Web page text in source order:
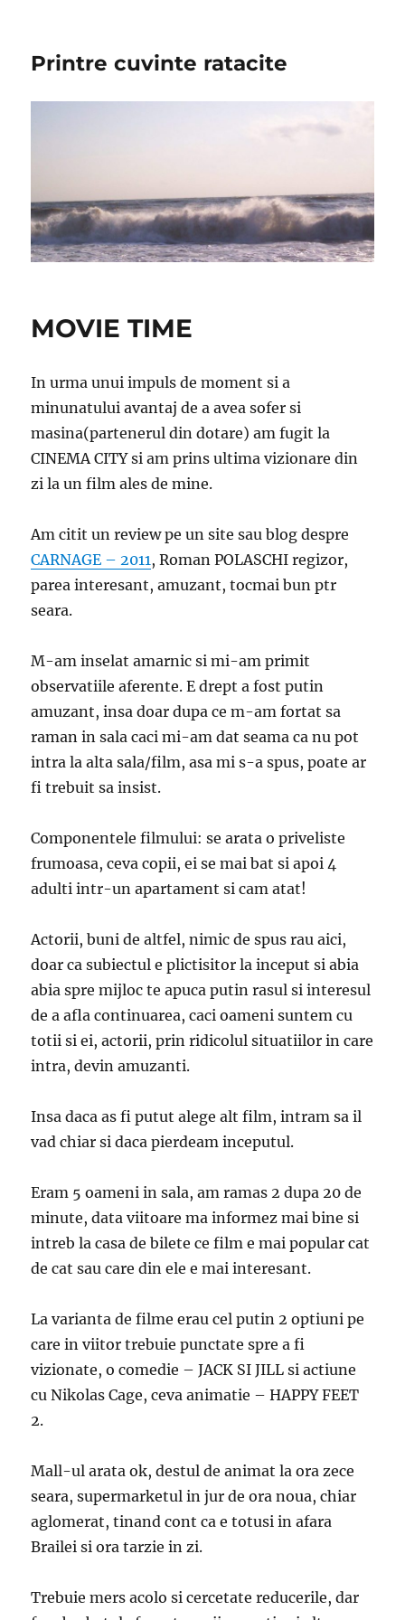
Printre cuvinte ratacite
MOVIE TIME
In urma unui impuls de moment si a
minunatului avantaj de a avea sofer si
masina(partenerul din dotare) am fugit la
CINEMA CITY si am prins ultima vizionare din
zi la un film ales de mine.
Am citit un review pe un site sau blog despre
CARNAGE – 2011 , Roman POLASCHI regizor,
parea interesant, amuzant, tocmai bun ptr
seara.
M-am inselat amarnic si mi-am primit
observatiile aferente. E drept a fost putin
amuzant, insa doar dupa ce m-am fortat sa
raman in sala caci mi-am dat seama ca nu pot
intra la alta sala/film, asa mi s-a spus, poate ar
fi trebuit sa insist.
Componentele filmului: se arata o priveliste
frumoasa, ceva copii, ei se mai bat si apoi 4
adulti intr-un apartament si cam atat!
Actorii, buni de altfel, nimic de spus rau aici,
doar ca subiectul e plictisitor la inceput si abia
abia spre mijloc te apuca putin rasul si interesul
de a afla continuarea, caci oameni suntem cu
totii si ei, actorii, prin ridicolul situatiilor in care
intra, devin amuzanti.
Insa daca as fi putut alege alt film, intram sa il
vad chiar si daca pierdeam inceputul.
Eram 5 oameni in sala, am ramas 2 dupa 20 de
minute, data viitoare ma informez mai bine si
intreb la casa de bilete ce film e mai popular cat
de cat sau care din ele e mai interesant.
La varianta de filme erau cel putin 2 optiuni pe
care in viitor trebuie punctate spre a fi
vizionate, o comedie – JACK SI JILL si actiune
cu Nikolas Cage, ceva animatie – HAPPY FEET
2.
Mall-ul arata ok, destul de animat la ora zece
seara, supermarketul in jur de ora noua, chiar
aglomerat, tinand cont ca e totusi in afara
Brailei si ora tarzie in zi.
Trebuie mers acolo si cercetate reducerile, dar